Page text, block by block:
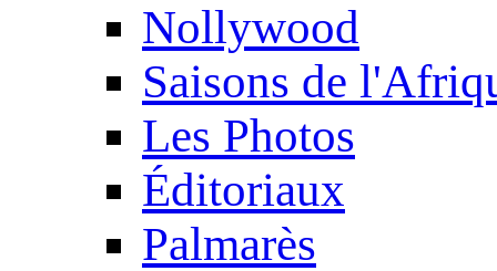
Nollywood
Saisons de
Les Photos
Éditoriaux
Palmarès